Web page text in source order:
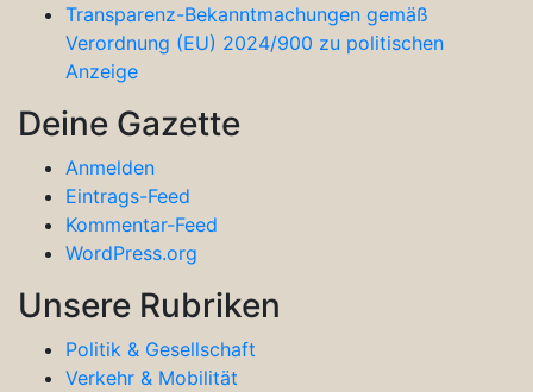
Transparenz-Bekanntmachungen gemäß
Verordnung (EU) 2024/900 zu politischen
Anzeige
Deine Gazette
Anmelden
Eintrags-Feed
Kommentar-Feed
WordPress.org
Unsere Rubriken
Politik & Gesellschaft
Verkehr & Mobilität